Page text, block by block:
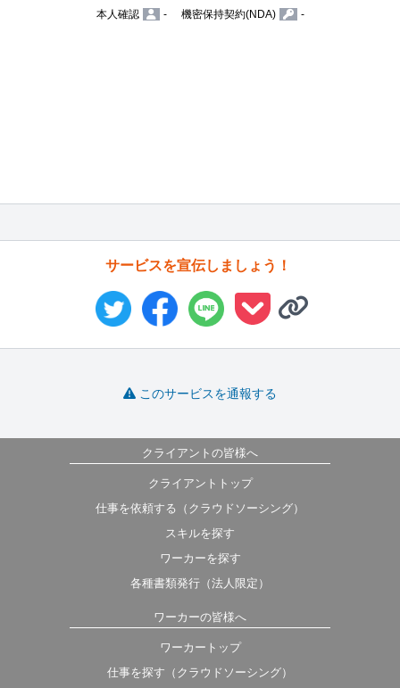
本人確認
- 機密保持契約(NDA) -
サービスを宣伝しましょう！
このサービスを通報する
クライアントの皆様へ
クライアントトップ
仕事を依頼する（クラウドソーシング）
スキルを探す
ワーカーを探す
各種書類発行（法人限定）
ワーカーの皆様へ
ワーカートップ
仕事を探す（クラウドソーシング）